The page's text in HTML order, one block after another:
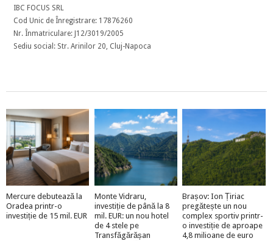
IBC FOCUS SRL
Cod Unic de Înregistrare: 17876260
Nr. Înmatriculare: J12/3019/2005
Sediu social: Str. Arinilor 20, Cluj-Napoca
Mercure debutează la
Oradea printr-o
investiție de 15 mil. EUR
Monte Vidraru,
investiție de până la 8
mil. EUR: un nou hotel
de 4 stele pe
Transfăgărășan
Brașov: Ion Țiriac
pregătește un nou
complex sportiv printr-
o investiție de aproape
4,8 milioane de euro